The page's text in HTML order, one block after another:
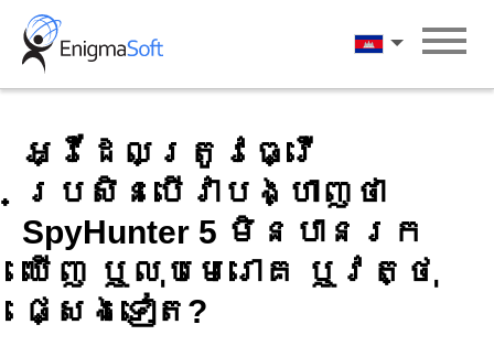
Skip
content
ភាសាខ្មែរ
អ្វីដែលត្រូវធ្វើ
ប្រសិនបើវាបង្ហាញថា
SpyHunter 5 មិនបានរក
ឃើញ ឬលុបមេរោគ ឬវត្ថុ
ផ្សេងទៀត?